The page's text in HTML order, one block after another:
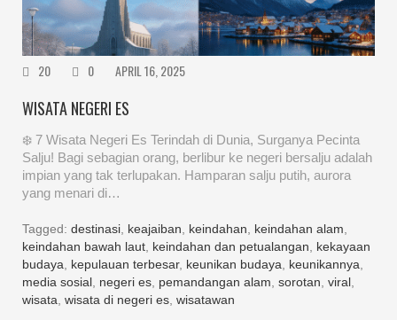
20 0 APRIL 16, 2025
WISATA NEGERI ES
❄️ 7 Wisata Negeri Es Terindah di Dunia, Surganya Pecinta
Salju! Bagi sebagian orang, berlibur ke negeri bersalju adalah
impian yang tak terlupakan. Hamparan salju putih, aurora
yang menari di…
Tagged: destinasi keajaiban keindahan keindahan alam
keindahan bawah laut keindahan dan petualangan
kekayaan
budaya
kepulauan terbesar, keunikan budaya keunikannya
media sosial negeri es pemandangan alam sorotan viral
wisata wisata di negeri es wisatawan